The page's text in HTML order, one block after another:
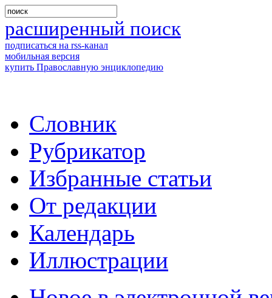
расширенный поиск
подписаться на rss-канал
мобильная версия
купить Православную энциклопедию
Словник
Рубрикатор
Избранные статьи
От редакции
Календарь
Иллюстрации